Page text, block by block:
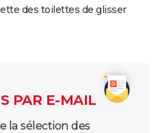
des toilettes de glisser
PAR E-MAIL
la sélection des